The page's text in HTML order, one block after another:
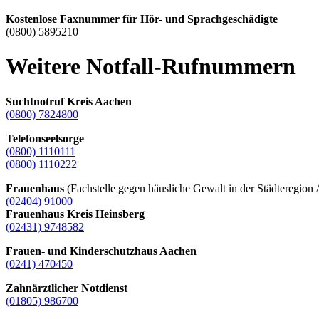
Kostenlose Faxnummer für Hör- und Sprachgeschädigte
(0800) 5895210
Weitere Notfall-Rufnummern
Suchtnotruf Kreis Aachen
(0800) 7824800
Telefonseelsorge
(0800) 1110111
(0800) 1110222
Frauenhaus (Fachstelle gegen häusliche Gewalt in der Städteregion
(02404) 91000
Frauenhaus Kreis Heinsberg
(02431) 9748582
Frauen- und Kinderschutzhaus Aachen
(0241) 470450
Zahnärztlicher Notdienst
(01805) 986700